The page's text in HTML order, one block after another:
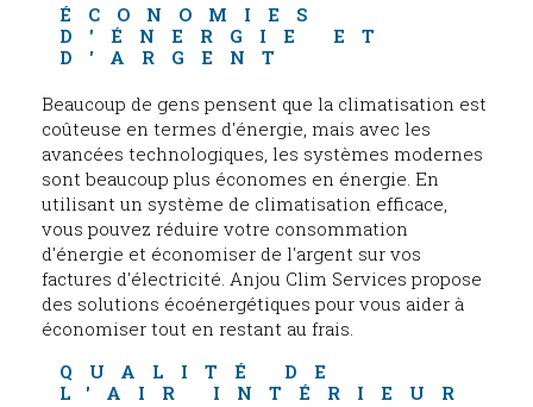
ÉCONOMIES
D'ÉNERGIE ET
D'ARGENT
Beaucoup de gens pensent que la climatisation est
coûteuse en termes d'énergie, mais avec les
avancées technologiques, les systèmes modernes
sont beaucoup plus économes en énergie. En
utilisant un système de climatisation efficace,
vous pouvez réduire votre consommation
d'énergie et économiser de l'argent sur vos
factures d'électricité. Anjou Clim Services propose
des solutions écoénergétiques pour vous aider à
économiser tout en restant au frais.
QUALITÉ DE
L'AIR INTÉRIEUR